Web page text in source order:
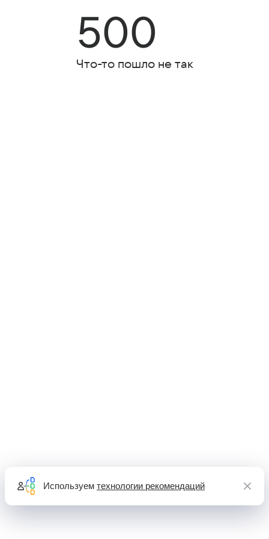
500
Что-то пошло не так
Используем технологии рекомендаций